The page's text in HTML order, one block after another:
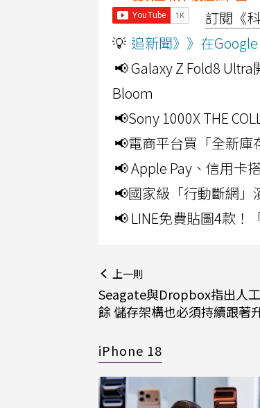
訂閱《
💡 追新聞》》在
📢 Galaxy Z Fold8
Bloom
📢Sony 1000X THE
📢電商平台買「全新庫
📢 Apple Pay、信用卡
📢國家級「行動斷網」
📢 LINE免費貼圖4款！
上一則
Seagate與Dropbox指出人
餘 儲存架構也必須持續跟著
iPhone 18